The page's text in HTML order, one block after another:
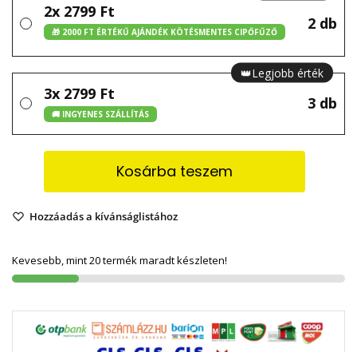
2x 2799 Ft
🎁 2000 FT ÉRTÉKŰ AJÁNDÉK KÖTÉSMENTES CIPŐFŰZŐ 2 db
👑Legjobb érték
3x 2799 Ft
🚚 INGYENES SZÁLLÍTÁS
3 db
Kosárba teszem
Hozzáadás a kívánságlistához
Kevesebb, mint 20 termék maradt készleten!